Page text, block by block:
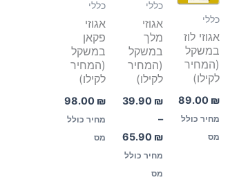
כללי
אגוזי לוז
במשקל
(המחיר
לקילו)
89.00 ₪
מחיר כולל
מס
כללי
אגוזי
מלך
במשקל
(המחיר
לקילו)
39.90 ₪
–
65.90 ₪
מחיר כולל
מס
כללי
אגוזי
פקאן
במשקל
(המחיר
לקילו)
98.00 ₪
מחיר כולל
מס